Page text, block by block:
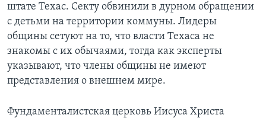
АМЕРИКА. БОЛЬШОЕ ПУТЕШЕСТВИЕ
ПОДПИСКА НА НОВОСТИ
Learning English
СОЦИАЛЬНЫЕ СЕТИ
штате Техас. Секту обвинили в дурном обращении
с детьми на территории коммуны. Лидеры
общины сетуют на то, что власти Техаса не
знакомы с их обычаями, тогда как эксперты
указывают, что члены общины не имеют
представления о внешнем мире.
Фундаменталистская церковь Иисуса Христа